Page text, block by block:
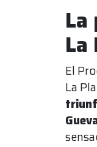
La
La
El
La